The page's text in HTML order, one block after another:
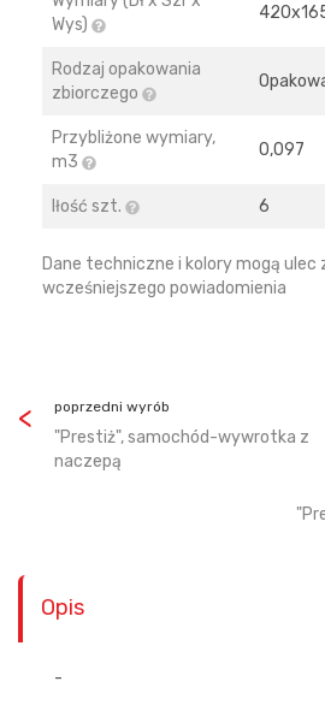
Wys)
Rodzaj opakowania
zbiorczego
Przybliżone wymiary,
m3
0,097
Iłość szt. 6
Dane techniczne i kolory mogą ulec
wcześniejszego powiadomienia
poprzedni wyrób
"Prestiż", samochód-wywrotka z
naczepą
Opis
-